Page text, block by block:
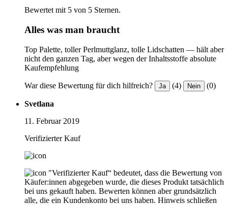
Bewertet mit 5 von 5 Sternen.
Alles was man braucht
Top Palette, toller Perlmuttglanz, tolle Lidschatten — hält aber
nicht den ganzen Tag, aber wegen der Inhaltsstoffe absolute
Kaufempfehlung
War diese Bewertung für dich hilfreich? Ja (4) Nein (0)
Svetlana
11. Februar 2019
Verifizierter Kauf
"Verifizierter Kauf“ bedeutet, dass die Bewertung von
Käufer:innen abgegeben wurde, die dieses Produkt tatsächlich
bei uns gekauft haben. Bewerten können aber grundsätzlich
alle, die ein Kundenkonto bei uns haben. Hinweis schließen